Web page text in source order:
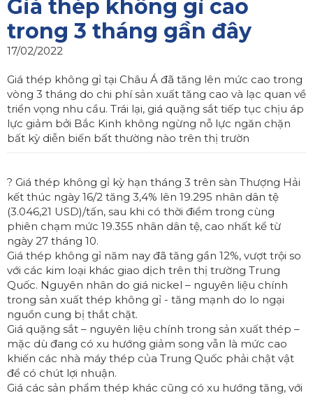
Giá thép không gỉ cao
trong 3 tháng gần đây
17/02/2022
Giá thép không gỉ tại Châu Á đã tăng lên mức cao trong
vòng 3 tháng do chi phí sản xuất tăng cao và lạc quan về
triển vọng nhu cầu. Trái lại, giá quặng sắt tiếp tục chịu áp
lực giảm bởi Bắc Kinh không ngừng nỗ lực ngăn chặn
bất kỳ diễn biến bất thường nào trên thị trườn
? Giá thép không gỉ kỳ hạn tháng 3 trên sàn Thượng Hải
kết thúc ngày 16/2 tăng 3,4% lên 19.295 nhân dân tệ
(3.046,21 USD)/tấn, sau khi có thời điểm trong cùng
phiên chạm mức 19.355 nhân dân tệ, cao nhất kể từ
ngày 27 tháng 10.
Giá thép không gỉ năm nay đã tăng gần 12%, vượt trội so
với các kim loại khác giao dịch trên thị trường Trung
Quốc. Nguyên nhân do giá nickel – nguyên liệu chính
trong sản xuất thép không gỉ - tăng mạnh do lo ngại
nguồn cung bị thắt chặt.
Giá quặng sắt – nguyên liệu chính trong sản xuất thép –
mặc dù đang có xu hướng giảm song vẫn là mức cao
khiến các nhà máy thép của Trung Quốc phải chật vật
để có chút lợi nhuận.
Giá các sản phẩm thép khác cũng có xu hướng tăng, với